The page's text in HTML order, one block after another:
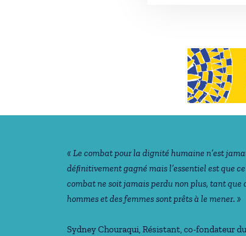
Notre philosophie
« Le combat pour la dignité humaine n’est
déﬁnitivement gagné mais l’essentiel est que ce
combat ne soit jamais perdu non plus, tant que
hommes et des femmes sont prêts à le mener. »
Sydney Chouraqui, Résistant, co-fondateur du